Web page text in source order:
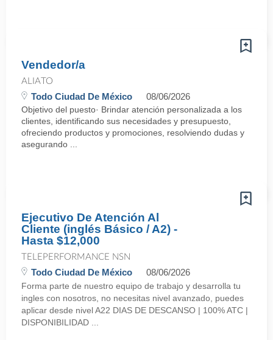
Vendedor/a
ALIATO
Todo Ciudad De México 08/06/2026
Objetivo del puesto· Brindar atención personalizada a los
clientes, identificando sus necesidades y presupuesto,
ofreciendo productos y promociones, resolviendo dudas y
asegurando ...
Ejecutivo De Atención Al
Cliente (inglés Básico / A2) -
Hasta $12,000
TELEPERFORMANCE NSN
Todo Ciudad De México 08/06/2026
Forma parte de nuestro equipo de trabajo y desarrolla tu
ingles con nosotros, no necesitas nivel avanzado, puedes
aplicar desde nivel A22 DIAS DE DESCANSO | 100% ATC |
DISPONIBILIDAD ...